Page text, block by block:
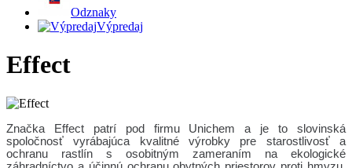
Odznaky
Výpredaj
Effect
Značka Effect patrí pod firmu Unichem a je to slovinská
spoločnosť vyrábajúca kvalitné výrobky pre starostlivosť a
ochranu rastlín s osobitným zameraním na ekologické